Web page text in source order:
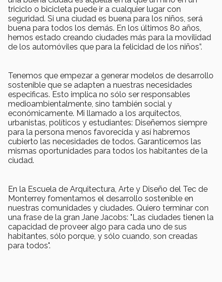
triciclo o bicicleta puede ir a cualquier lugar con
seguridad. Si una ciudad es buena para los niños, será
buena para todos los demás. En los últimos 80 años,
hemos estado creando ciudades más para la movilidad
de los automóviles que para la felicidad de los niños”.
Tenemos que empezar a generar modelos de desarrollo
sostenible que se adapten a nuestras necesidades
especificas. Esto implica no sólo ser responsables
medioambientalmente, sino también social y
económicamente. Mi llamado a los arquitectos,
urbanistas, políticos y estudiantes: Diseñemos siempre
para la persona menos favorecida y así habremos
cubierto las necesidades de todos. Garanticemos las
mismas oportunidades para todos los habitantes de la
ciudad.
En la Escuela de Arquitectura, Arte y Diseño del Tec de
Monterrey fomentamos el desarrollo sostenible en
nuestras comunidades y ciudades. Quiero terminar con
una frase de la gran Jane Jacobs: "Las ciudades tienen la
capacidad de proveer algo para cada uno de sus
habitantes, sólo porque, y sólo cuando, son creadas
para todos".